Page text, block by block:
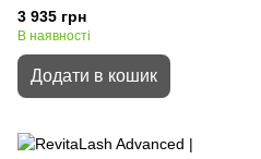
3 935 грн
В наявності
Додати в кошик